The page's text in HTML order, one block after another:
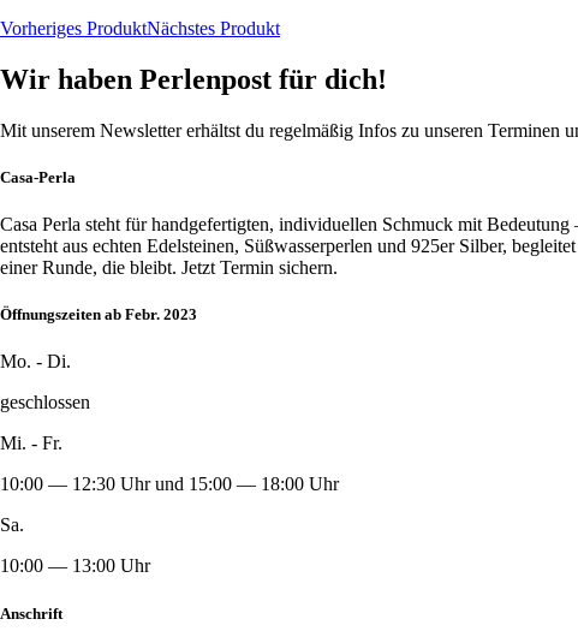
Vorheriges ProduktNächstes Produkt
Wir haben Perlenpost für dich!
Mit unserem Newsletter erhältst du regelmäßig Infos zu unseren Terminen
Casa-Perla
Casa Perla steht für handgefertigten, individuellen Schmuck mit
entsteht aus echten Edelsteinen, Süßwasserperlen und 925er Silber,
einer Runde, die bleibt. Jetzt Termin sichern.
Öffnungszeiten ab Febr. 2023
Mo. - Di.
geschlossen
Mi. - Fr.
10:00 — 12:30 Uhr und 15:00 — 18:00 Uhr
Sa.
10:00 — 13:00 Uhr
Anschrift